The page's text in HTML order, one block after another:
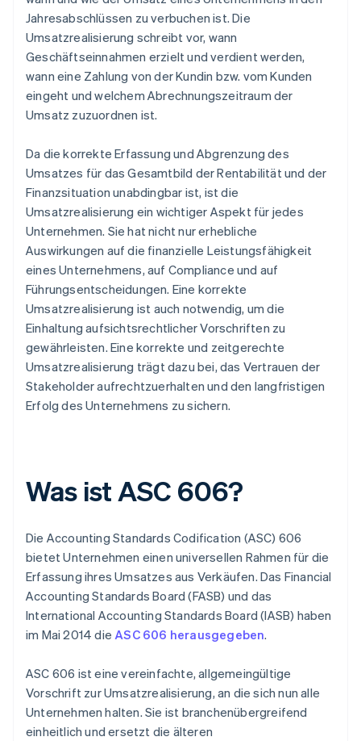
Jahresabschlüssen zu verbuchen ist. Die
Umsatzrealisierung schreibt vor, wann
Geschäftseinnahmen erzielt und verdient werden,
wann eine Zahlung von der Kundin bzw. vom Kunden
eingeht und welchem Abrechnungszeitraum der
Umsatz zuzuordnen ist.
Da die korrekte Erfassung und Abgrenzung des
Umsatzes für das Gesamtbild der Rentabilität und der
Finanzsituation unabdingbar ist, ist die
Umsatzrealisierung ein wichtiger Aspekt für jedes
Unternehmen. Sie hat nicht nur erhebliche
Auswirkungen auf die finanzielle Leistungsfähigkeit
eines Unternehmens, auf Compliance und auf
Führungsentscheidungen. Eine korrekte
Umsatzrealisierung ist auch notwendig, um die
Einhaltung aufsichtsrechtlicher Vorschriften zu
gewährleisten. Eine korrekte und zeitgerechte
Umsatzrealisierung trägt dazu bei, das Vertrauen der
Stakeholder aufrechtzuerhalten und den langfristigen
Erfolg des Unternehmens zu sichern.
Was ist ASC 606?
Die Accounting Standards Codification (ASC) 606
bietet Unternehmen einen universellen Rahmen für die
Erfassung ihres Umsatzes aus Verkäufen. Das Financial
Accounting Standards Board (FASB) und das
International Accounting Standards Board (IASB) haben
im Mai 2014 dieASC 606 herausgegeben.
ASC 606 ist eine vereinfachte, allgemeingültige
Vorschrift zur Umsatzrealisierung, an die sich nun alle
Unternehmen halten. Sie ist branchenübergreifend
einheitlich und ersetzt die älteren